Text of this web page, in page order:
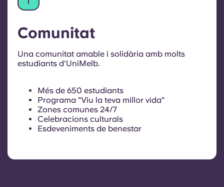
Comunitat
Una comunitat amable i solidària amb molts
estudiants d'UniMelb.
Més de 650 estudiants
Programa "Viu la teva millor vida"
Zones comunes 24/7
Celebracions culturals
Esdeveniments de benestar